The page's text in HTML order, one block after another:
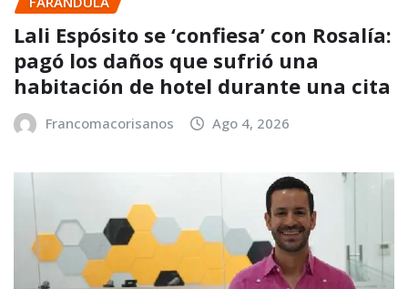
Lali Espósito se ‘confiesa’ con Rosalía:
pagó los daños que sufrió una
habitación de hotel durante una cita
Francomacorisanos Ago 4, 2026